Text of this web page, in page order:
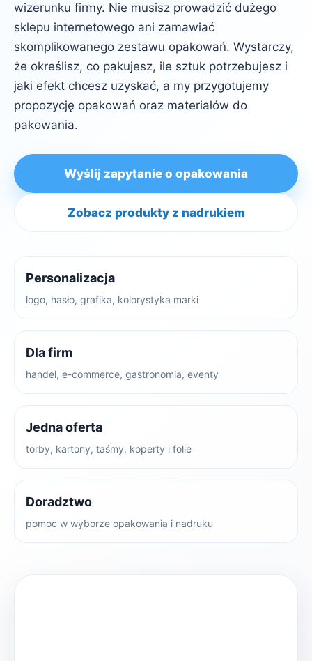
wizerunku firmy. Nie musisz prowadzić dużego
sklepu internetowego ani zamawiać
skomplikowanego zestawu opakowań. Wystarczy,
że określisz, co pakujesz, ile sztuk potrzebujesz i
jaki efekt chcesz uzyskać, a my przygotujemy
propozycję opakowań oraz materiałów do
pakowania.
Wyślij zapytanie o opakowania
Zobacz produkty z nadrukiem
Personalizacja
logo, hasło, grafika, kolorystyka marki
Dla firm
handel, e-commerce, gastronomia, eventy
Jedna oferta
torby, kartony, taśmy, koperty i folie
Doradztwo
pomoc w wyborze opakowania i nadruku